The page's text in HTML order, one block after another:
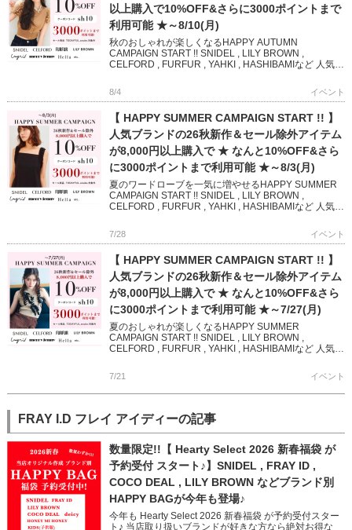
以上購入で10%OFF&さらに3000ポイントまで
利用可能 ★～8/10(月)
秋のおしゃれが楽しくなるHAPPY AUTUMN
CAMPAIGN START !! SNIDEL , LILY BROWN ,
CELFORD , FURFUR , YAHKI , HASHIBAMIなど 人気ブ
8/4 イベント
【 HAPPY SUMMER CAMPAIGN START !! 】
人気ブランドの26秋新作＆セール除外アイテム
が8,000円以上購入で ★ なんと10%OFF&さら
に3000ポイントまで利用可能 ★～8/3(月)
夏のワードローブを一気に増やせるHAPPY SUMMER
CAMPAIGN START !! SNIDEL , LILY BROWN ,
CELFORD , FURFUR , YAHKI , HASHIBAMIなど 人気
7/28 イベント
【 HAPPY SUMMER CAMPAIGN START !! 】
人気ブランドの26秋新作＆セール除外アイテム
が8,000円以上購入で ★ なんと10%OFF&さら
に3000ポイントまで利用可能 ★～7/27(月)
夏のおしゃれが楽しくなるHAPPY SUMMER
CAMPAIGN START !! SNIDEL , LILY BROWN ,
CELFORD , FURFUR , YAHKI , HASHIBAMIなど 人気ブ
7/21 イベント
FRAY I.D フレイ アイディーの記事
数量限定!!【 Hearty Select 2026 新春福袋 が
予約受付 スタート♪】SNIDEL , FRAY ID ,
COCO DEAL , LILY BROWN などブランド別
HAPPY BAGが今年も登場♪
今年も Hearty Select 2026 新春福袋 が予約受付スター
ト♪ 当店取り扱いブランドが好きな方なら絶対お得な